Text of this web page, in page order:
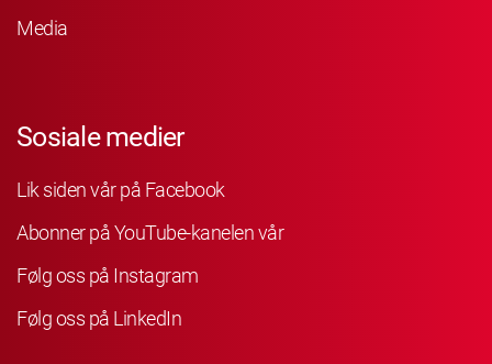
Media
Sosiale medier
Lik siden vår på Facebook
Abonner på YouTube-kanelen vår
Følg oss på Instagram
Følg oss på LinkedIn